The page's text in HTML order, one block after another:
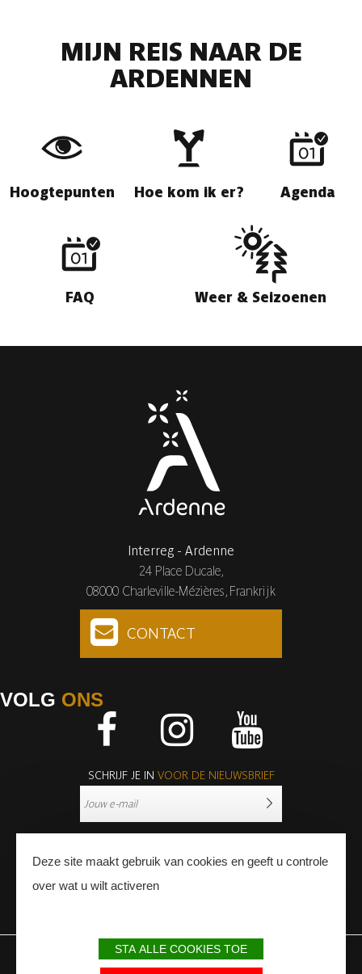
MIJN REIS NAAR DE
ARDENNEN
Hoogtepunten Hoe kom ik er? Agenda
FAQ Weer & Seizoenen
Interreg - Ardenne
24 Place Ducale,
08000 Charleville-Mézières, Frankrijk
CONTACT
VOLG ONS
SCHRIJF JE IN VOOR DE NIEUWSBRIEF
Deze site maakt gebruik van cookies en geeft u controle
over wat u wilt activeren
STA ALLE COOKIES TOE